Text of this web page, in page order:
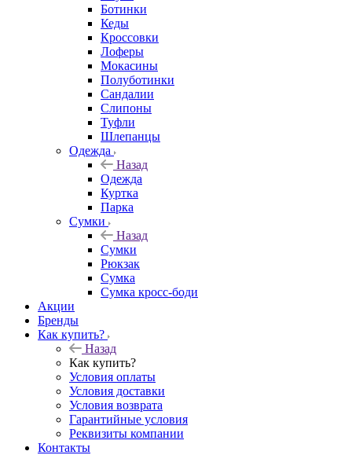
Ботинки
Кеды
Кроссовки
Лоферы
Мокасины
Полуботинки
Сандалии
Слипоны
Туфли
Шлепанцы
Одежда
Назад
Одежда
Куртка
Парка
Сумки
Назад
Сумки
Рюкзак
Сумка
Сумка кросс-боди
Акции
Бренды
Как купить?
Назад
Как купить?
Условия оплаты
Условия доставки
Условия возврата
Гарантийные условия
Реквизиты компании
Контакты